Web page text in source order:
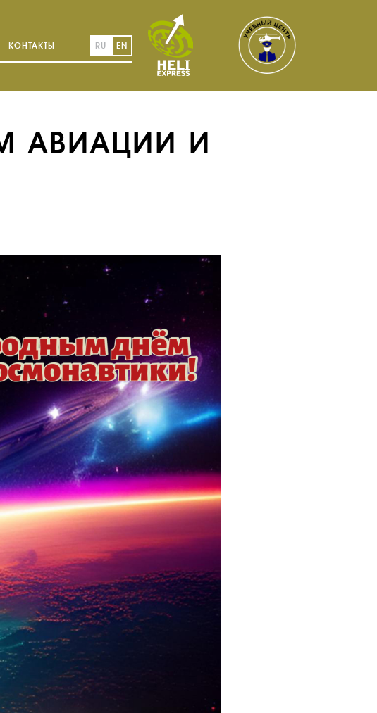
КОНТАКТЫ RU EN
АВИАЦИИ И